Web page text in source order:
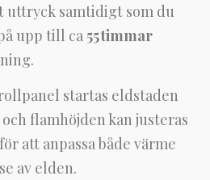
uttryck samtidigt som du
upp till ca 55 timmar
startas eldstaden
flamhöjden kan justeras
att anpassa både värme
av elden.